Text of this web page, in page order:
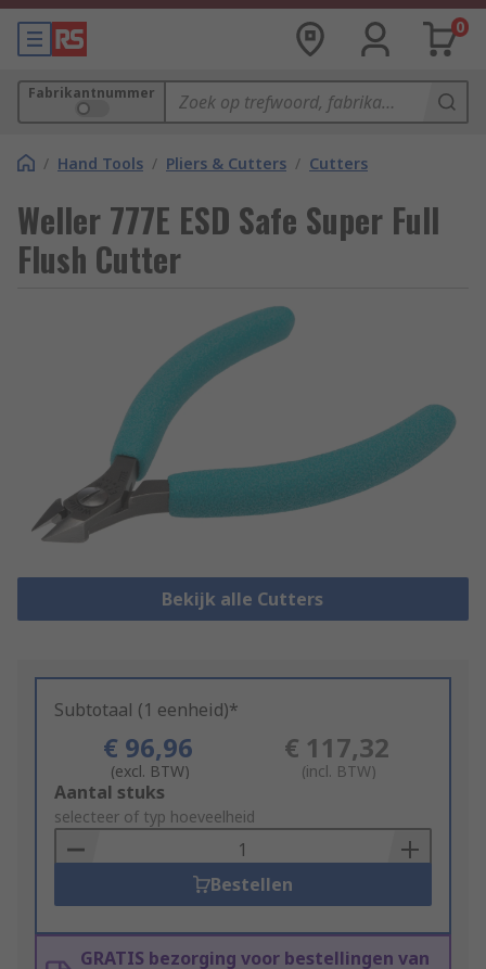
0
Fabrikantnummer
/ Hand Tools / Pliers & Cutters / Cutters
Weller 777E ESD Safe Super Full
Flush Cutter
Bekijk alle Cutters
Subtotaal (1 eenheid)*
€ 96,96
(excl. BTW)
€ 117,32
(incl. BTW)
Add
to
Basket
Aantal stuks
selecteer of typ hoeveelheid
Bestellen
GRATIS bezorging voor bestellingen van